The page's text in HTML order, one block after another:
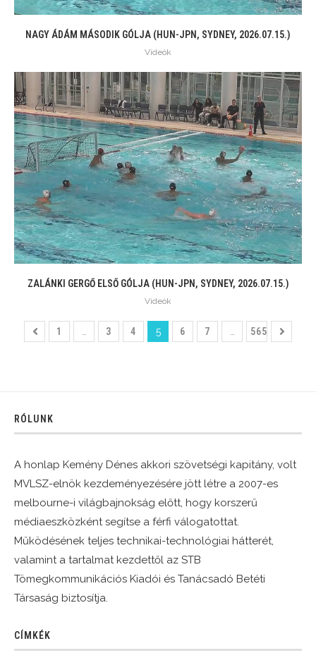
NAGY ÁDÁM MÁSODIK GÓLJA (HUN-JPN, SYDNEY, 2026.07.15.)
Videók
ZALÁNKI GERGŐ ELSŐ GÓLJA (HUN-JPN, SYDNEY, 2026.07.15.)
Videók
1 3 4 5 6 7 565
RÓLUNK
A honlap Kemény Dénes akkori szövetségi kapitány, volt
MVLSZ-elnök kezdeményezésére jött létre a 2007-es
melbourne-i világbajnokság előtt, hogy korszerű
médiaeszközként segítse a férfi válogatottat.
Működésének teljes technikai-technológiai hátterét,
valamint a tartalmat kezdettől az STB
Tömegkommunikációs Kiadói és Tanácsadó Betéti
Társaság biztosítja.
CÍMKÉK